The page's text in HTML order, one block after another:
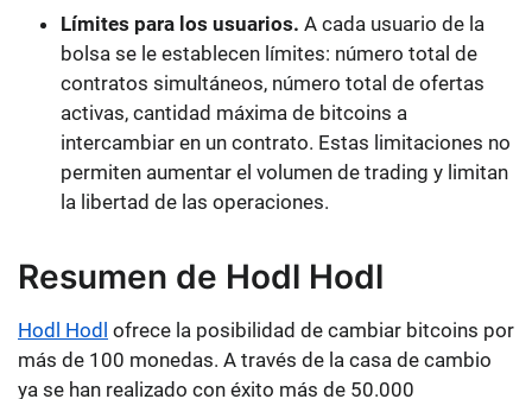
Límites para los usuarios. A cada usuario de la
bolsa se le establecen límites: número total de
contratos simultáneos, número total de ofertas
activas, cantidad máxima de bitcoins a
intercambiar en un contrato. Estas limitaciones no
permiten aumentar el volumen de trading y limitan
la libertad de las operaciones.
Resumen de Hodl Hodl
Hodl Hodl ofrece la posibilidad de cambiar bitcoins por
más de 100 monedas. A través de la casa de cambio
ya se han realizado con éxito más de 50.000